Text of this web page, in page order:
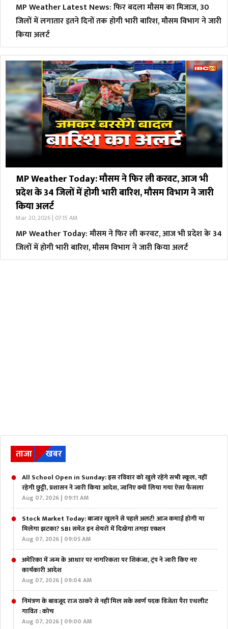
MP Weather Latest News: फिर बदला मौसम का मिजाज, 30
जिलों में लगातार इतने दिनों तक होगी भारी बारिश, मौसम विभाग ने जारी
किया अलर्ट
MP Weather Today: मौसम ने फिर ली करवट, आज भी
प्रदेश के 34 जिलों में होगी भारी बारिश, मौसम विभाग ने जारी
किया अलर्ट
Mar 20, 2026 | 07:15 AM
MP Weather Today: मौसम ने फिर ली करवट, आज भी प्रदेश के 34
जिलों में होगी भारी बारिश, मौसम विभाग ने जारी किया अलर्ट
ताजा खबर
All School Open in Sunday: इस रविवार को खुले रहेंगे सभी स्कूल, नहीं
रहेगी छुट्टी, प्रशासन ने जारी किया आदेश, जानिए क्यों लिया गया ऐसा फैसला
Aug 07, 2026 | 09:11 AM
Stock Market Today: बाजार खुलने से पहले अलर्ट! आज कमाई होगी या
मिलेगा झटका? SBI समेत इन शेयरों में दिखेगा तगड़ा एक्शन
Aug 07, 2026 | 09:05 AM
अमेरिका में जन्म के आधार पर नागरिकता पर शिकंजा, ट्रंप ने जारी किए नए
कार्यकारी आदेश
Aug 07, 2026 | 09:04 AM
निमंत्रण के बावजूद राज ठाकरे से नहीं मिल सके स्वर्ण पदक विजेता पैरा एथलीट
गावित : कोच
Aug 07, 2026 | 09:00 AM